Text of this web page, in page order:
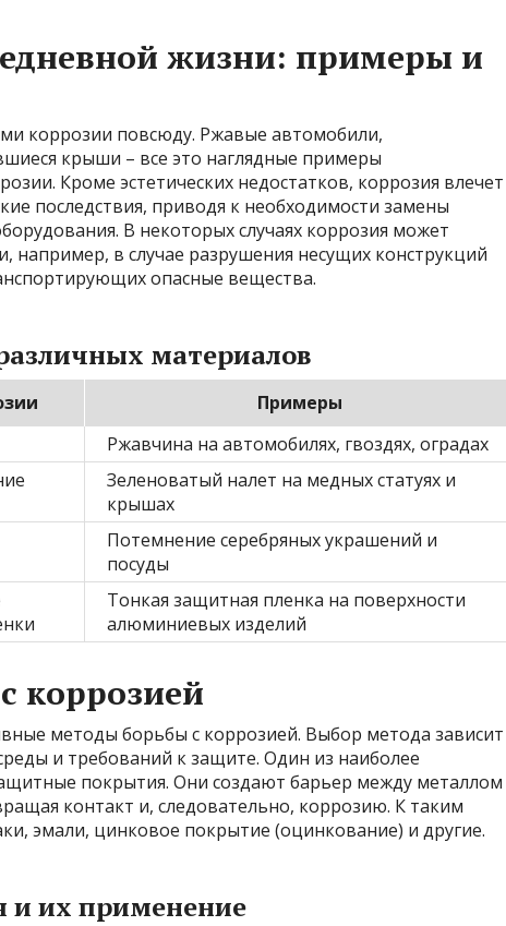
жизни: примеры и
коррозии повсюду. Ржавые автомобили,
крыши – все это наглядные примеры
Кроме эстетических недостатков, коррозия влечет
последствия, приводя к необходимости замены
В некоторых случаях коррозия может
например, в случае разрушения несущих конструкций
опасные вещества.
материалов
Примеры
Ржавчина на автомобилях, гвоздях, оградах
Зеленоватый налет на медных статуях и
крышах
Потемнение серебряных украшений и
посуды
Тонкая защитная пленка на поверхности
алюминиевых изделий
коррозией
методы борьбы с коррозией. Выбор метода зависит
и требований к защите. Один из наиболее
покрытия. Они создают барьер между металлом
контакт и, следовательно, коррозию. К таким
эмали, цинковое покрытие (оцинкование) и другие.
их применение